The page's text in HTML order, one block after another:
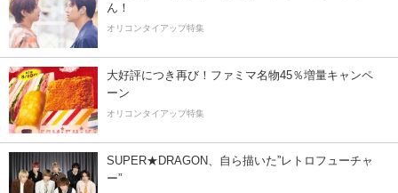
ん！
オリコンタイアップ特集
大好評につき再び！ファミマ名物45％増量キャンペ
ーン
オリコンタイアップ特集
SUPER★DRAGON、自ら描いた”レトロフューチャ
ー”